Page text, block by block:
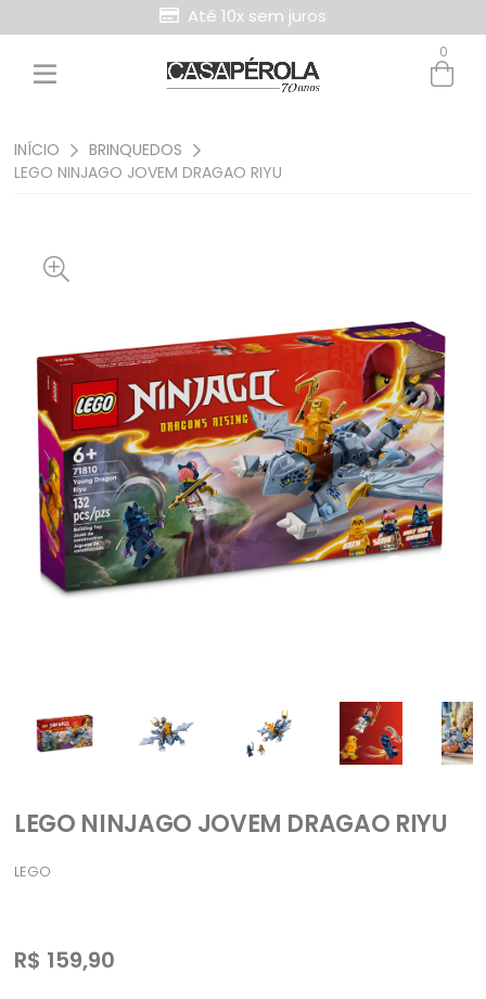
Entre com email ou cpf/cnpj
Até 10x sem juros
0
INÍCIO
BRINQUEDOS
LEGO NINJAGO JOVEM DRAGAO RIYU
LEGO NINJAGO JOVEM DRAGAO RIYU
LEGO
R$ 159,90